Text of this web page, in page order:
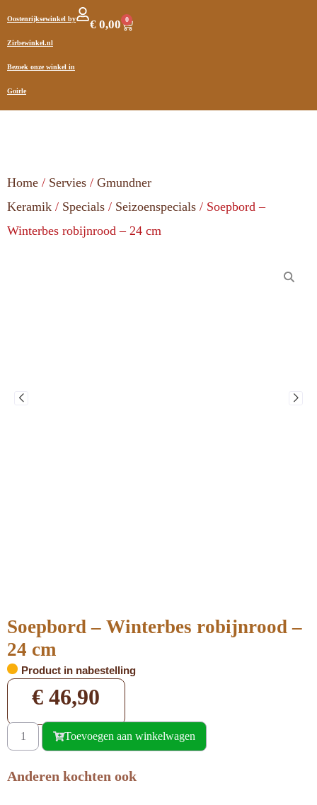
Oostenrijksewinkel by
Zirbewinkel.nl
Bezoek onze winkel in
Goirle
€ 0,00 0
Home / Servies / Gmundner
Keramik / Specials / Seizoenspecials / Soepbord –
Winterbes robijnrood – 24 cm
Soepbord – Winterbes robijnrood –
24 cm
Product in nabestelling
€ 46,90
Toevoegen aan winkelwagen
Anderen kochten ook